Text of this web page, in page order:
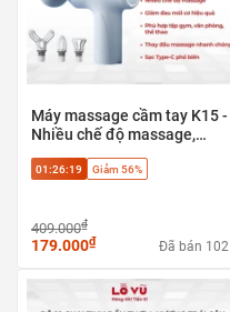
Máy massage cầm tay K15 -
Nhiều chế độ massage,
01:26:18 Giảm 56%
409.000₫
179.000₫ Đã bán 102